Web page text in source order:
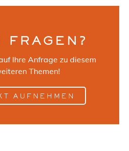
FRAGEN?
Ihre Anfrage zu diesem
Themen!
AUFNEHMEN